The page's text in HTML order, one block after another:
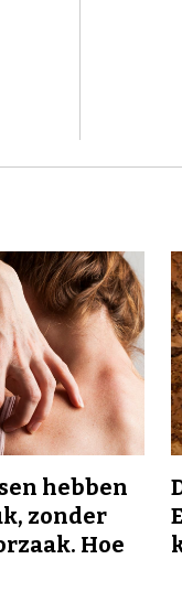
hebben
zonder
Hoe